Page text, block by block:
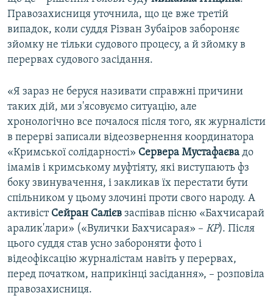
Правозахисниця уточнила, що це вже третій
випадок, коли суддя Різван Зубаіров забороняє
зйомку не тільки судового процесу, а й зйомку в
перервах судового засідання.
«Я зараз не беруся називати справжні причини
таких дій, ми з'ясовуємо ситуацію, але
хронологічно все почалося після того, як журналісти
в перерві записали відеозвернення координатора
«Кримської солідарності» Сервера Мустафаєва до
імамів і кримському муфтіяту, які виступають фз
боку звинувачення, і закликав їх перестати бути
спільником у цьому злочині проти свого народу. А
активіст Сейран Салієв заспівав пісню «Бахчисарай
аралик'лари» («Вулички Бахчисарая» – КР). Після
цього суддя став усно забороняти фото і
відеофіксацію журналістам навіть у перервах,
перед початком, наприкінці засідання», – розповіла
правозахисниця.